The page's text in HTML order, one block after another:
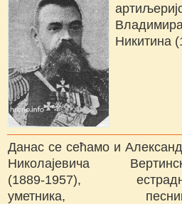
Никитина
Данас се сећамо и
Николајевича
(1889-1957),
уметника,